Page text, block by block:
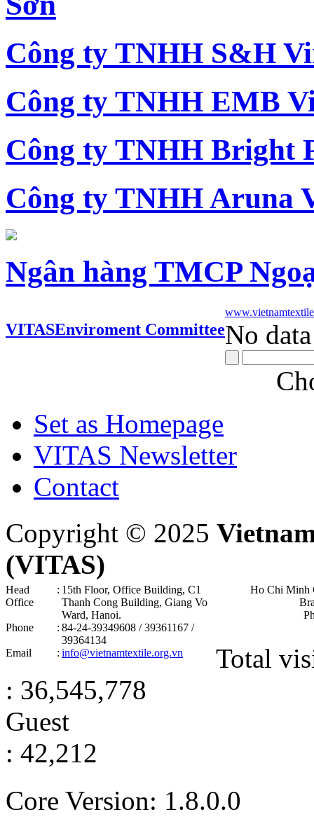
Công ty TNHH S&H
Công ty TNHH EMB
Công ty TNHH Bright
Công ty TNHH Aruna
Ngân hàng TMCP
VITASEnviroment CommitteeNo
Set as Homepage
VITAS Newsletter
Contact
Copyright © 2025
(VITAS)
Head
Office
: 15th Floor, Office Building, C1
Thanh Cong Building, Giang Vo
Ward, Hanoi .
Phone
: 84-24-39349608 / 39361167 /
39364134
Email
: info@vietnamtextile.org.vn
Ho Chi Minh
Total
: 36,545,778
Guest
: 42,212
Core Version: 1.8.0.0